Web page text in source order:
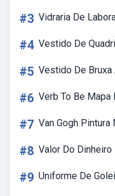
#3 Vidraria De
#4 Vestido De
#5 Vestido De Bruxa
#6 Verb To Be Mapa
#7 Van Gogh Pintura
#8 Valor Do Dinheiro
#9 Uniforme De